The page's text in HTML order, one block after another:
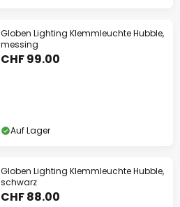
Globen Lighting Klemmleuchte Hubble,
messing
CHF 99.00
Auf Lager
Globen Lighting Klemmleuchte Hubble,
schwarz
CHF 88.00